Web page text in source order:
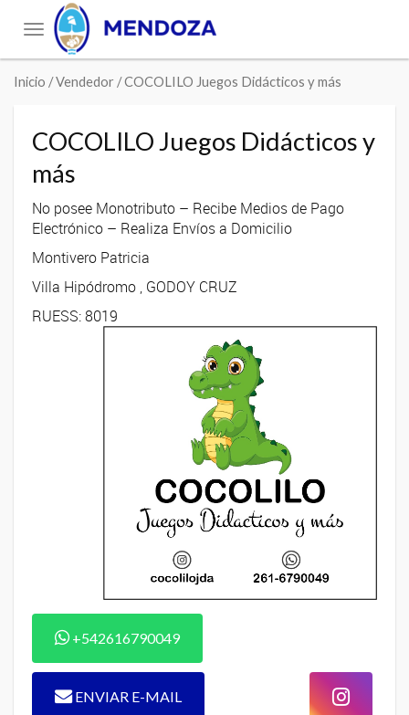
Toggle
navigation
Inicio / Vendedor / COCOLILO Juegos Didácticos y más
COCOLILO Juegos Didácticos y
más
No posee Monotributo – Recibe Medios de Pago
Electrónico – Realiza Envíos a Domicilio
Montivero Patricia
Villa Hipódromo , GODOY CRUZ
RUESS: 8019
+542616790049
ENVIAR E-MAIL